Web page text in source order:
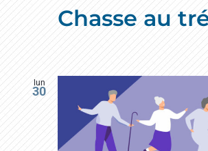
Chasse au
lun
30